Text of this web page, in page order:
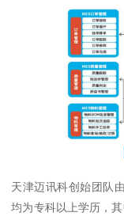
天津迈讯科创始团队
均为专科以上学历，